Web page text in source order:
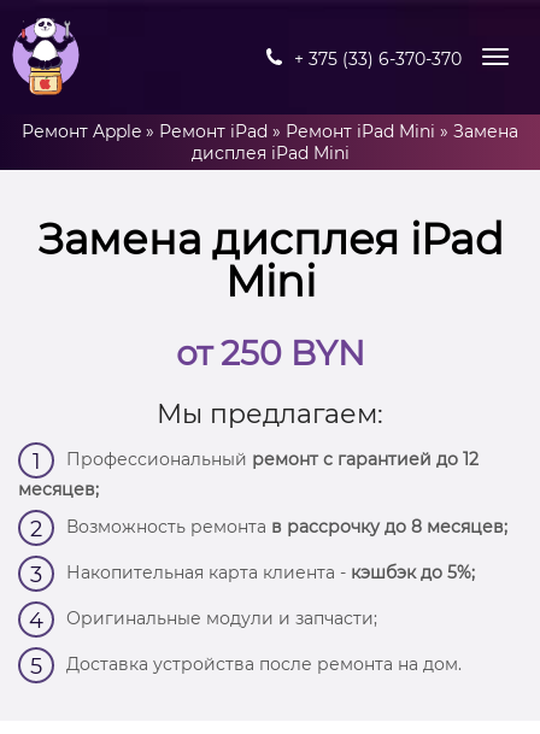
+ 375 (33) 6-370-370
Ремонт Apple » Ремонт iPad » Ремонт iPad Mini » Замена
дисплея iPad Mini
Замена дисплея iPad
Mini
от 250 BYN
Мы предлагаем:
1 Профессиональный ремонт с гарантией до 12
месяцев;
2 Возможность ремонта в рассрочку до 8 месяцев;
3 Накопительная карта клиента - кэшбэк до 5%;
4 Оригинальные модули и запчасти;
5 Доставка устройства после ремонта на дом.